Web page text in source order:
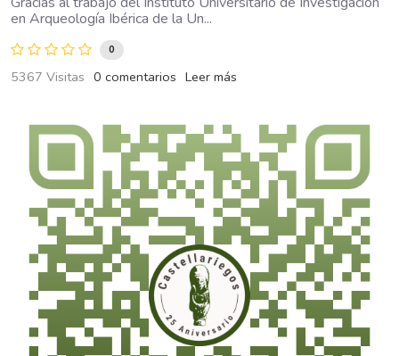
en Arqueología Ibérica de la Un...
0
5367 Visitas 0 comentarios Leer más